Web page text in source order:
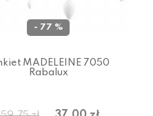
- 77 %
MADELEINE 7050
Rabalux